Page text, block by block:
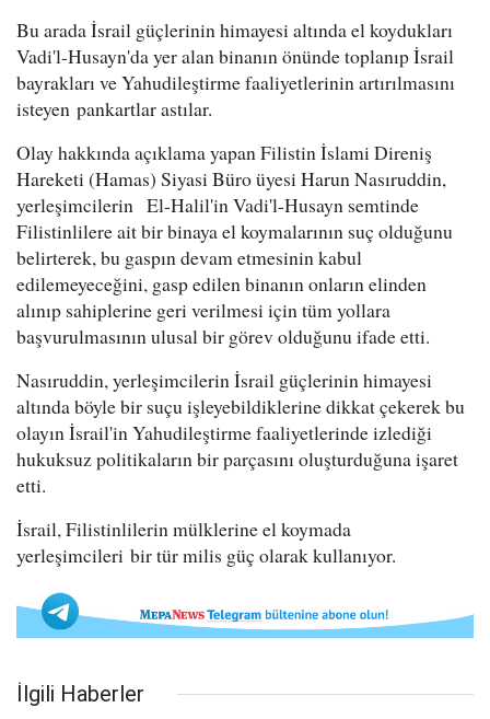
Bu arada İsrail güçlerinin himayesi altında el koydukları
Vadi'l-Husayn'da yer alan binanın önünde toplanıp İsrail
bayrakları ve Yahudileştirme faaliyetlerinin artırılmasını
isteyen pankartlar astılar.
Olay hakkında açıklama yapan Filistin İslami Direniş
Hareketi (Hamas) Siyasi Büro üyesi Harun Nasıruddin,
yerleşimcilerin El-Halil'in Vadi'l-Husayn semtinde
Filistinlilere ait bir binaya el koymalarının suç olduğunu
belirterek, bu gaspın devam etmesinin kabul
edilemeyeceğini, gasp edilen binanın onların elinden
alınıp sahiplerine geri verilmesi için tüm yollara
başvurulmasının ulusal bir görev olduğunu ifade etti.
Nasıruddin, yerleşimcilerin İsrail güçlerinin himayesi
altında böyle bir suçu işleyebildiklerine dikkat çekerek bu
olayın İsrail'in Yahudileştirme faaliyetlerinde izlediği
hukuksuz politikaların bir parçasını oluşturduğuna işaret
etti.
İsrail, Filistinlilerin mülklerine el koymada
yerleşimcileri bir tür milis güç olarak kullanıyor.
İlgili Haberler